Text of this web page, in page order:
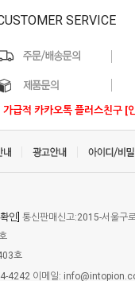
급적 카카오톡 플러스친구 [
SERVICE
인] 통신판매신고:2015-서울구
호
4242 이메일: